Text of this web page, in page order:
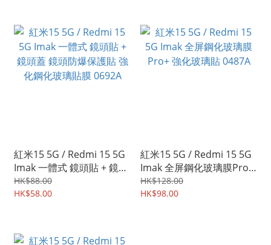
紅米15 5G / Redmi 15 5G
Imak 一體式 鏡頭貼 + 鏡頭
蓋 鏡頭防爆保護貼 強化鋼
化玻璃貼膜 0692A
HK$88.00
HK$58.00
紅米15 5G / Redmi 15 5G
Imak 全屏鋼化玻璃膜Pro+
強化玻璃貼 0487A
HK$128.00
HK$98.00